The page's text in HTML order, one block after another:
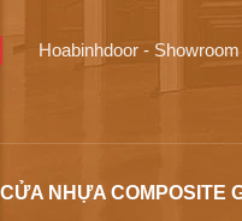
Hoabinhdoor -
CỬA NHỰA COMPOSITE